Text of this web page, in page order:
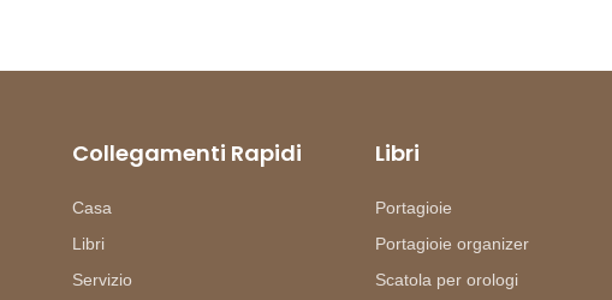
Collegamenti Rapidi
Casa
Libri
Servizio
Libri
Portagioie
Portagioie organizer
Scatola per orologi